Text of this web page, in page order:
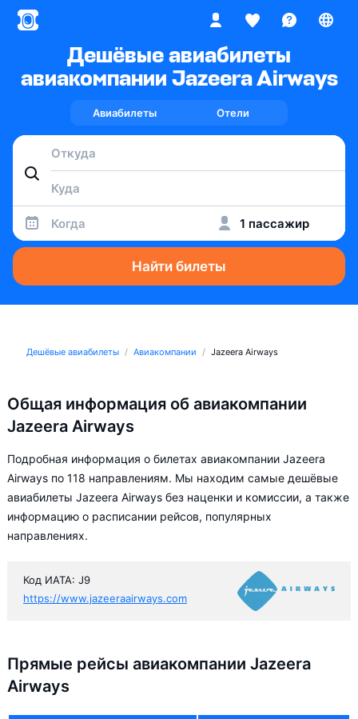
Дешёвые авиабилеты
авиакомпании Jazeera Airways
Авиабилеты Отели
Когда 1 пассажир
Найти билеты
Дешёвые авиабилеты Авиакомпании Jazeera Airways
Общая информация об авиакомпании
Jazeera Airways
Подробная информация о билетах авиакомпании Jazeera
Airways по 118 направлениям. Мы находим самые дешёвые
авиабилеты Jazeera Airways без наценки и комиссии, а также
информацию о расписании рейсов, популярных
направлениях.
Код ИАТА: J9
https://www.jazeeraairways.com
Прямые рейсы авиакомпании Jazeera
Airways